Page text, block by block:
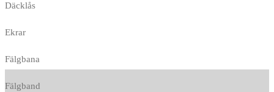
Däcklås
Ekrar
Fälgbana
Fälgband